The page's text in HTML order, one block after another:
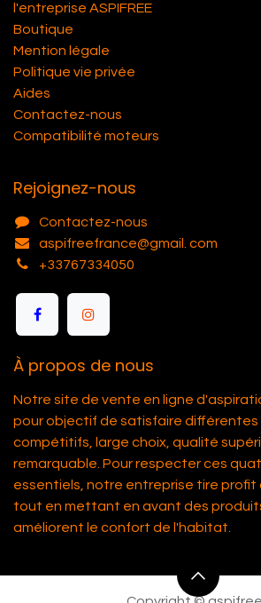
l'entreprise ASPIFREE
Boutique
Mention légale
Politique vie privée
Aides
Contactez-nous
Compatibilité moteurs
Rejoignez-nous
Contactez-nous
aspifreefrance@gmail. com
+33767334050
À propos de nous
Notre site de vente en ligne
pour objectif de satisfaire différentes
compétitifs, large choix, qualité
remarquable. Pour respecter ces
essentiels, notre entreprise tire profit
tout en mettant en avant des
améliorent le confort de l'habitat.